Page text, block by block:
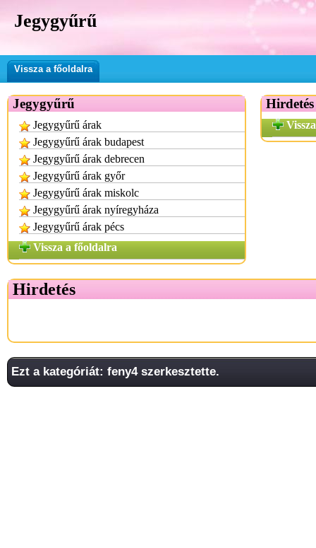
Jegygyűrű
Vissza a főoldalra
Jegygyűrű
Jegygyűrű árak
Jegygyűrű árak budapest
Jegygyűrű árak debrecen
Jegygyűrű árak győr
Jegygyűrű árak miskolc
Jegygyűrű árak nyíregyháza
Jegygyűrű árak pécs
Vissza a főoldalra
Hirdetés
Hirdetés
Ezt a kategóriát: feny4 szerkesztette.